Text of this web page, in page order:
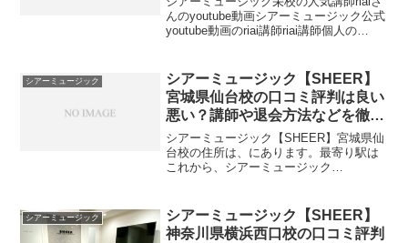
んのyoutube動画シアーミュージック公式
youtube動画のriai講師riai講師個人の
月日3月2...
シアーミュージック
シアーミュージック【SHEER】
宮城県仙台校の口コミ評判は良い
悪い？講師や退会方法などを徹底
調査しました
シアーミュージック【SHEER】宮城県仙
台校の住所は、にあります。最寄り駅は
これから、シアーミュージック
ミ評価評判について記載していきます。
シアーミュージック【SH...
シアーミュージック
シアーミュージック【SHEER】
神奈川県横浜西口校の口コミ評判